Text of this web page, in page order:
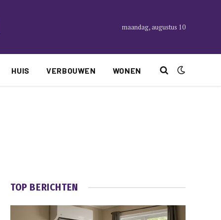
maandag, augustus 10
HUIS VERBOUWEN WONEN
TOP BERICHTEN